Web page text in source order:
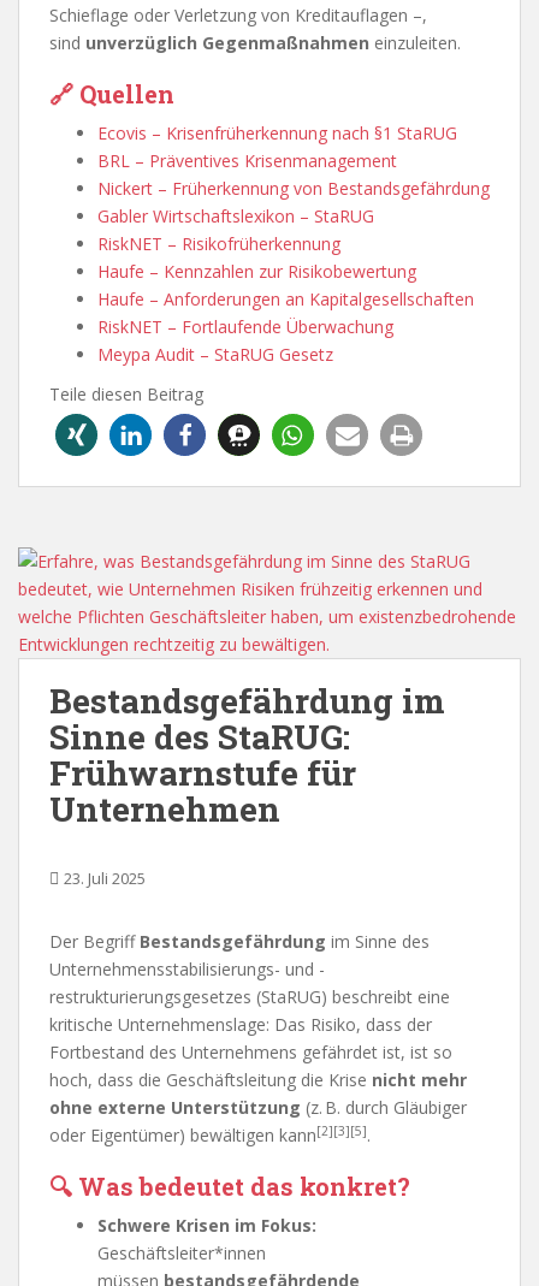
Schieflage oder Verletzung von Kreditauflagen –,
sind unverzüglich Gegenmaßnahmen einzuleiten.
🔗 Quellen
Ecovis – Krisenfrüherkennung nach §1 StaRUG
BRL – Präventives Krisenmanagement
Nickert – Früherkennung von Bestandsgefährdung
Gabler Wirtschaftslexikon – StaRUG
RiskNET – Risikofrüherkennung
Haufe – Kennzahlen zur Risikobewertung
Haufe – Anforderungen an Kapitalgesellschaften
RiskNET – Fortlaufende Überwachung
Meypa Audit – StaRUG Gesetz
Teile diesen Beitrag
Bestandsgefährdung im
Sinne des StaRUG:
Frühwarnstufe für
Unternehmen
23. Juli 2025
Der Begriff Bestandsgefährdung im Sinne des
Unternehmensstabilisierungs- und -
restrukturierungsgesetzes (StaRUG) beschreibt eine
kritische Unternehmenslage: Das Risiko, dass der
Fortbestand des Unternehmens gefährdet ist, ist so
hoch, dass die Geschäftsleitung die Krise nicht mehr
ohne externe Unterstützung (z. B. durch Gläubiger
oder Eigentümer) bewältigen kann[2][3][5].
🔍 Was bedeutet das konkret?
Schwere Krisen im Fokus:
Geschäftsleiter*innen
müssen bestandsgefährdende